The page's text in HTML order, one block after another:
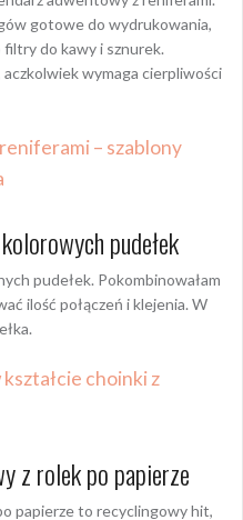
gotowe do wydrukowania,
do kawy i sznurek.
wymaga cierpliwości
– szablony
pudełek
pudełek. Pokombinowałam
ilość połączeń i klejenia. W
choinki z
z rolek po papierze
papierze to recyclingowy hit,